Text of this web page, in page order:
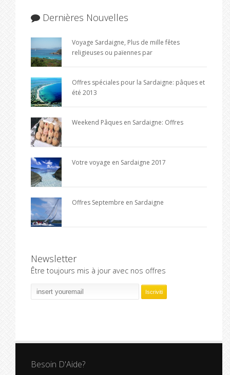
Dernières Nouvelles
Voyage Sardaigne, Plus de mille fêtes
religieuses ou païennes par
Offres spéciales pour la Sardaigne: pâques et
été 2013
Weekend Pâques en Sardaigne: Offres
Votre voyage en Sardaigne 2017
Offres Septembre en Sardaigne
Newsletter
Être toujours mis à jour avec nos offres
Besoin D'Aide?